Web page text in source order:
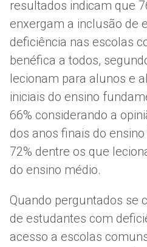
resultados indicam que
enxergam a inclusão de
deficiência nas escolas
benéfica a todos,
lecionam para alunos e
iniciais do ensino
66% considerando a
dos anos finais do
72% dentre os que
do ensino médio.
Quando perguntados se
de estudantes com
acesso a escolas